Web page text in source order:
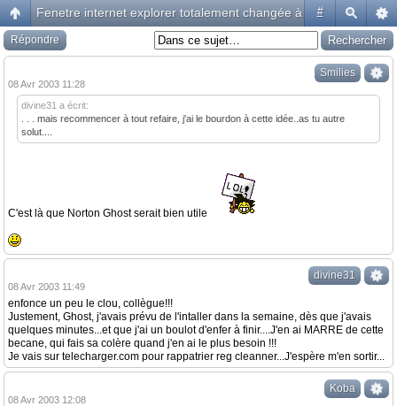
#
Fenetre internet explorer totalement changée à mon insue ...
Répondre
Smilies
08 Avr 2003 11:28
divine31 a écrit:
. . . mais recommencer à tout refaire, j'ai le bourdon à cette idée..as tu autre
solut....
C'est là que Norton Ghost serait bien utile
divine31
08 Avr 2003 11:49
enfonce un peu le clou, collègue!!!
Justement, Ghost, j'avais prévu de l'intaller dans la semaine, dès que j'avais
quelques minutes...et que j'ai un boulot d'enfer à finir....J'en ai MARRE de cette
becane, qui fais sa colère quand j'en ai le plus besoin !!!
Je vais sur telecharger.com pour rappatrier reg cleanner...J'espère m'en sortir...
Koba
08 Avr 2003 12:08